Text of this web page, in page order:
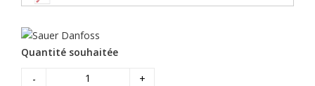
Quantité souhaitée
-
+